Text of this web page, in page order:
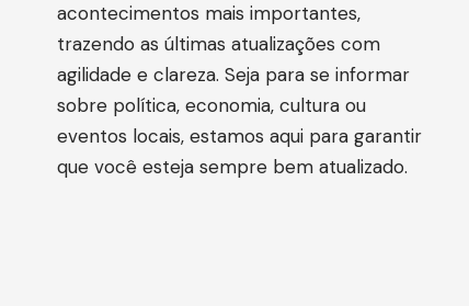
acontecimentos mais importantes,
trazendo as últimas atualizações com
agilidade e clareza. Seja para se informar
sobre política, economia, cultura ou
eventos locais, estamos aqui para garantir
que você esteja sempre bem atualizado.